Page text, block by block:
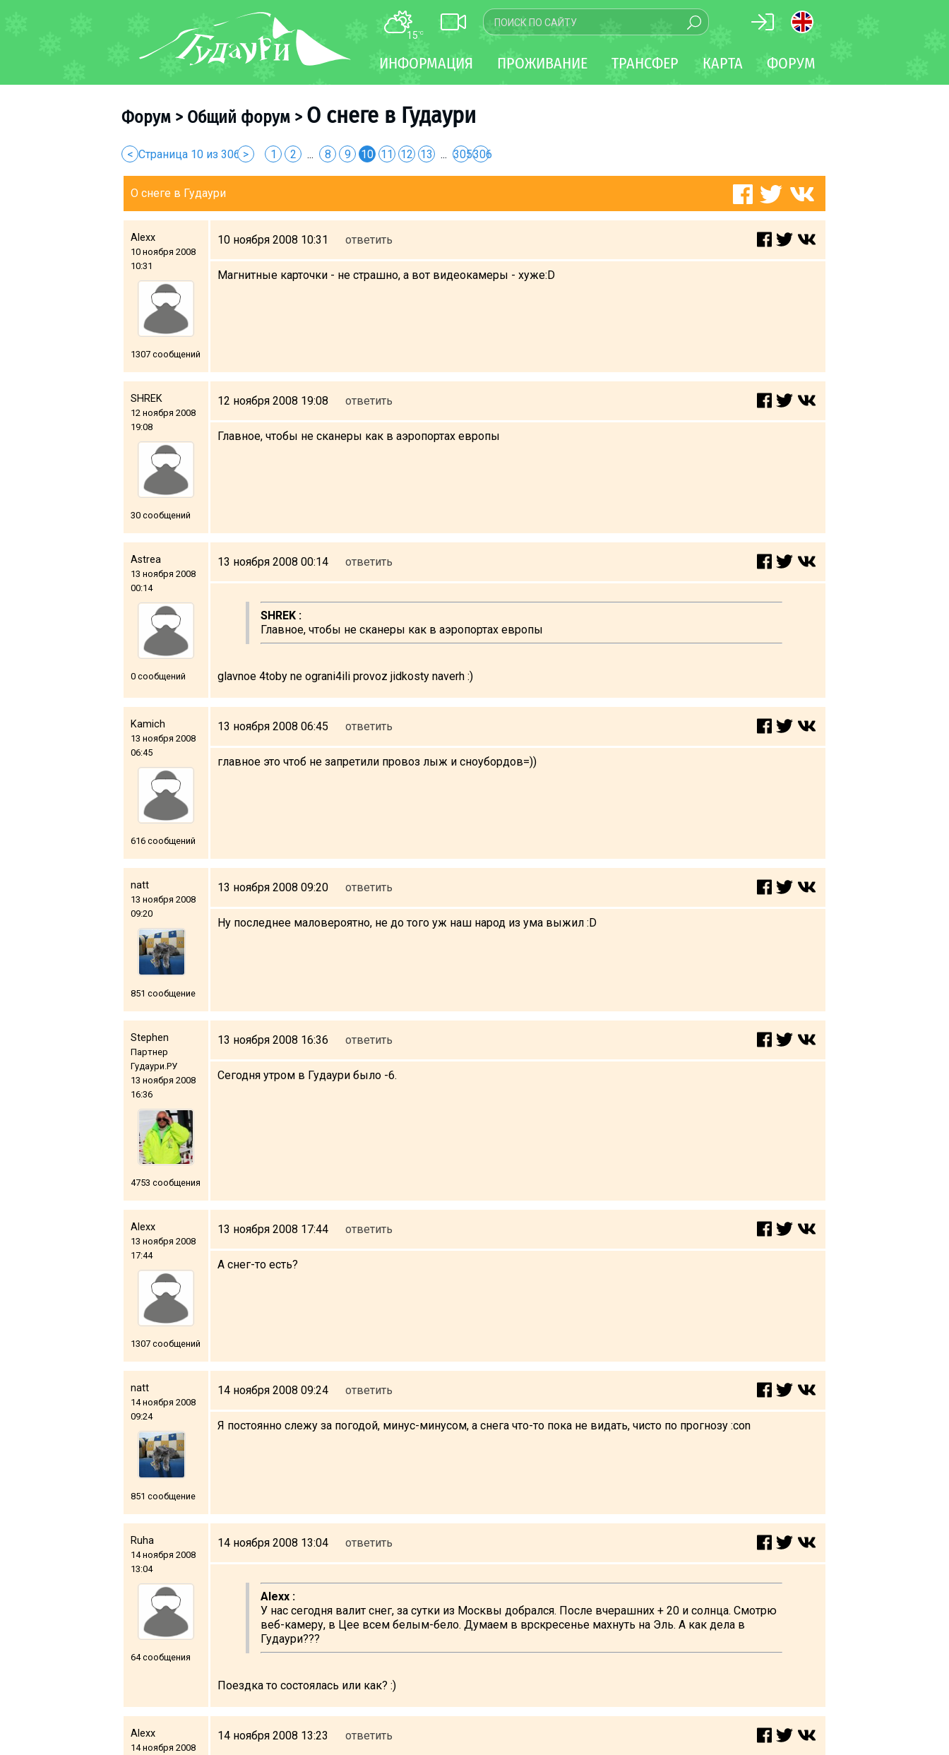
15°C
ИНФОРМАЦИЯ ПРОЖИВАНИЕ ТРАНСФЕР КАРТА ФОРУМ
Форум > Общий форум > О снеге в Гудаури
< Страница 10 из 306 > 1 2 ... 8 9 10 11 12 13 ... 305306
О снеге в Гудаури
Alexx
10 ноября 2008
10:31
1307 сообщений
10 ноября 2008 10:31 ответить
Магнитные карточки - не страшно, а вот видеокамеры - хуже:D
SHREK
12 ноября 2008
19:08
30 сообщений
12 ноября 2008 19:08 ответить
Главное, чтобы не сканеры как в аэропортах европы
Astrea
13 ноября 2008
00:14
0 сообщений
13 ноября 2008 00:14 ответить
SHREK :
Главное, чтобы не сканеры как в аэропортах европы
glavnoe 4toby ne ograni4ili provoz jidkosty naverh :)
Kamich
13 ноября 2008
06:45
616 сообщений
13 ноября 2008 06:45 ответить
главное это чтоб не запретили провоз лыж и сноубордов=))
natt
13 ноября 2008
09:20
851 сообщение
13 ноября 2008 09:20 ответить
Ну последнее маловероятно, не до того уж наш народ из ума выжил :D
Stephen
Партнер
Гудаури.РУ
13 ноября 2008
16:36
4753 сообщения
13 ноября 2008 16:36 ответить
Сегодня утром в Гудаури было -6.
Alexx
13 ноября 2008
17:44
1307 сообщений
13 ноября 2008 17:44 ответить
А снег-то есть?
natt
14 ноября 2008
09:24
851 сообщение
14 ноября 2008 09:24 ответить
Я постоянно слежу за погодой, минус-минусом, а снега что-то пока не видать, чисто по прогнозу :con
Ruha
14 ноября 2008
13:04
64 сообщения
14 ноября 2008 13:04 ответить
Alexx :
У нас сегодня валит снег, за сутки из Москвы добрался. После вчерашних + 20 и солнца. Смотрю
веб-камеру, в Цее всем белым-бело. Думаем в врскресенье махнуть на Эль. А как дела в
Гудаури???
Поездка то состоялась или как? :)
Alexx
14 ноября 2008
14 ноября 2008 13:23 ответить
Инструкторы
Дети в Гудаури
Календарь событий
Телеграм-канал
Гудаури
INFO
ПРОЖИВАНИЕ
Горячие предложения
Долгосрочная аренда
Визы и Документы
Безопасность